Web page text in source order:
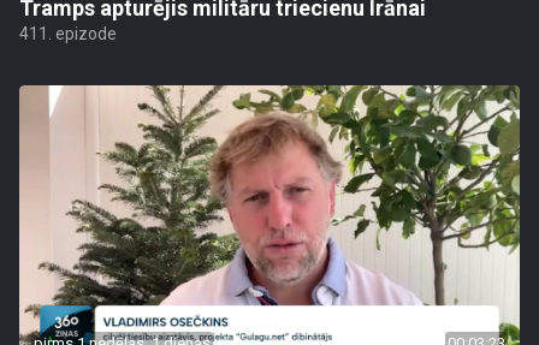
Tramps apturējis militāru triecienu Irānai
411. epizode